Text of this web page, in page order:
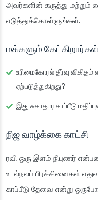
அவர்களின் கருத்து
எடுத்துக்கொள்ளுங்கள்.
மக்களும்
உரிமைகோரல் தீர்வு
ஏற்படுத்துகிறது?
இது சுகாதார காப்பீடு
நிஜ வாழ்க்கை காட்சி
ரவி ஒரு இளம் நிபுணர்
உடல்நலப் பிரச்சினைகள்
காப்பீடு தேவை என்று